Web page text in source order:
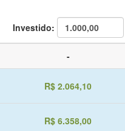
Investido:
-
R$ 2.064,10
R$ 6.358,00